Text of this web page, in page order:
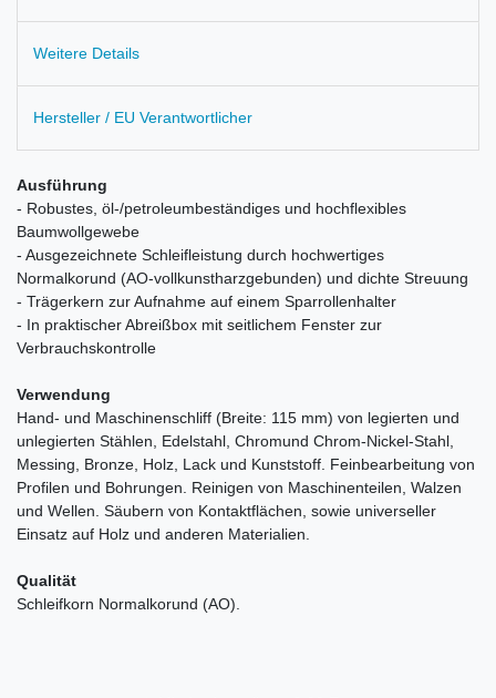
Weitere Details
Hersteller / EU Verantwortlicher
Ausführung
- Robustes, öl-/petroleumbeständiges und hochflexibles
Baumwollgewebe
- Ausgezeichnete Schleifleistung durch hochwertiges
Normalkorund (AO-vollkunstharzgebunden) und dichte Streuung
- Trägerkern zur Aufnahme auf einem Sparrollenhalter
- In praktischer Abreißbox mit seitlichem Fenster zur
Verbrauchskontrolle
Verwendung
Hand- und Maschinenschliff (Breite: 115 mm) von legierten und
unlegierten Stählen, Edelstahl, Chromund Chrom-Nickel-Stahl,
Messing, Bronze, Holz, Lack und Kunststoff. Feinbearbeitung von
Profilen und Bohrungen. Reinigen von Maschinenteilen, Walzen
und Wellen. Säubern von Kontaktflächen, sowie universeller
Einsatz auf Holz und anderen Materialien.
Qualität
Schleifkorn Normalkorund (AO).